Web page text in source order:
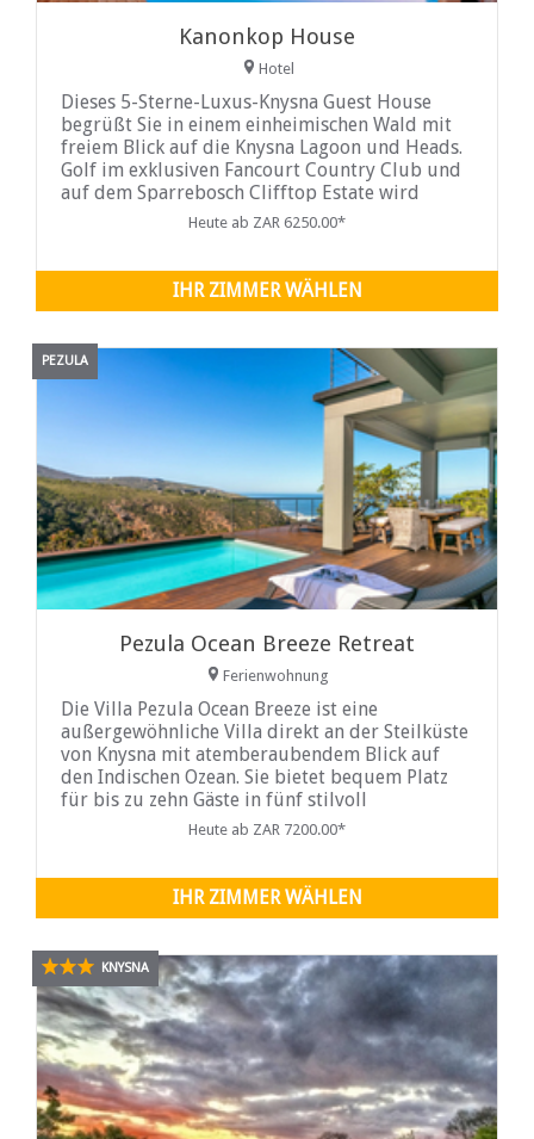
Kanonkop House
Hotel
Dieses 5-Sterne-Luxus-Knysna Guest House
begrüßt Sie in einem einheimischen Wald mit
freiem Blick auf die Knysna Lagoon und Heads.
Golf im exklusiven Fancourt Country Club und
auf dem Sparrebosch Clifftop Estate wird
Gästen zu Sonderkonditionen angeboten.
Heute ab ZAR 6250.00*
IHR ZIMMER WÄHLEN
PEZULA
Pezula Ocean Breeze Retreat
Ferienwohnung
Die Villa Pezula Ocean Breeze ist eine
außergewöhnliche Villa direkt an der Steilküste
von Knysna mit atemberaubendem Blick auf
den Indischen Ozean. Sie bietet bequem Platz
für bis zu zehn Gäste in fünf stilvoll
eingerichteten, klimatisierten Schlafzimmern,
verfügt über ein luxuriöses Kingsize-Bett und
Heute ab ZAR 7200.00*
IHR ZIMMER WÄHLEN
KNYSNA